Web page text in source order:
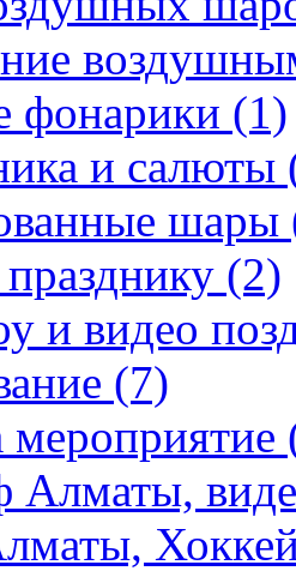
фонарики (1)
и салюты
шары
(2)
и видео
(7)
Алматы,